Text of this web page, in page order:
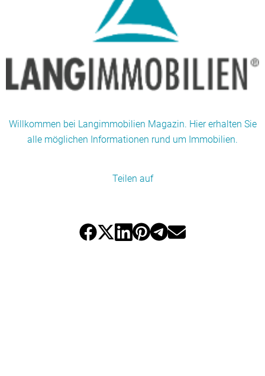
Willkommen bei Langimmobilien Magazin. Hier erhalten Sie
alle möglichen Informationen rund um Immobilien.
Teilen auf